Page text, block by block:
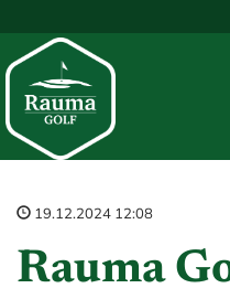
19.12.2024 12:08
Rauma